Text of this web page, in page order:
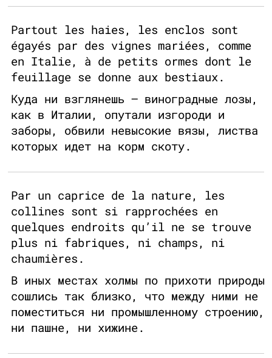
Partout les haies, les enclos sont
égayés par des vignes mariées, comme
en Italie, à de petits ormes dont le
feuillage se donne aux bestiaux.
Куда ни взглянешь — виноградные лозы,
как в Италии, опутали изгороди и
заборы, обвили невысокие вязы, листва
которых идет на корм скоту.
Par un caprice de la nature, les
collines sont si rapprochées en
quelques endroits qu’il ne se trouve
plus ni fabriques, ni champs, ni
chaumières.
В иных местах холмы по прихоти природы
сошлись так близко, что между ними не
поместиться ни промышленному строению,
ни пашне, ни хижине.